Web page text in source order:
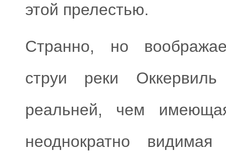
этой прелестью.
Странно, но
струи реки
реальней, чем
неоднократно